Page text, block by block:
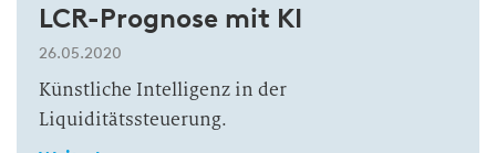
LCR-Prognose mit KI
26.05.2020
Künstliche Intelligenz in der
Liquiditätssteuerung.